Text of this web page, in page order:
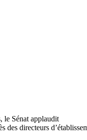
directeurs